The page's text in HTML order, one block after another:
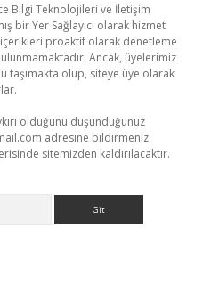
Bilgi Teknolojileri ve İletişim
bir Yer Sağlayıcı olarak hizmet
proaktif olarak denetleme
Ancak, üyelerimiz
taşımakta olup, siteye üye olarak
olduğunu düşündüğünüz
adresine bildirmeniz
sitemizden kaldırılacaktır.